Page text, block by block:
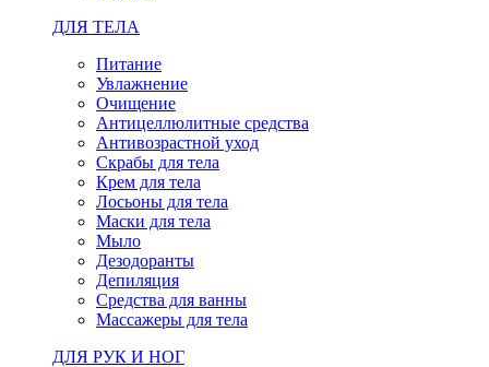
ДЛЯ ТЕЛА
Питание
Увлажнение
Очищение
Антицеллюлитные средства
Антивозрастной уход
Скрабы для тела
Крем для тела
Лосьоны для тела
Маски для тела
Мыло
Дезодоранты
Депиляция
Средства для ванны
Массажеры для тела
ДЛЯ РУК И НОГ